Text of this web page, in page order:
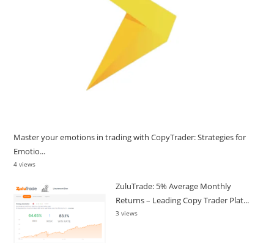
Master your emotions in trading with CopyTrader: Strategies for
Emotio...
4 views
ZuluTrade: 5% Average Monthly
Returns – Leading Copy Trader Plat...
3 views